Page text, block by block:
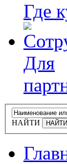
Где
Для
НАЙТИ